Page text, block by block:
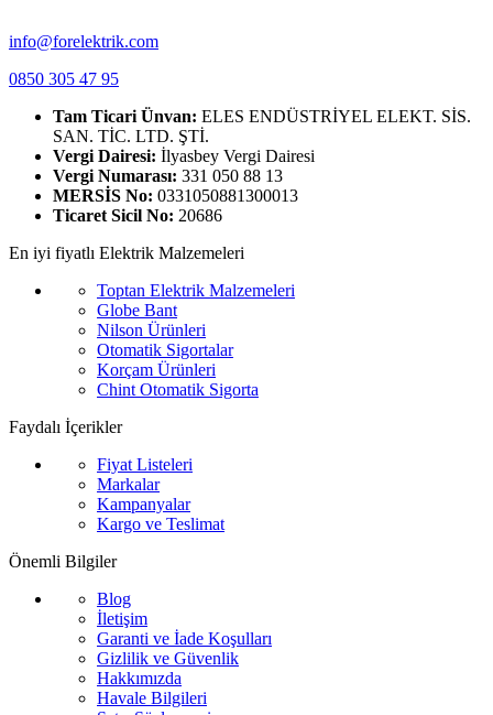
info@forelektrik.com
0850 305 47 95
Tam Ticari Ünvan: ELES ENDÜSTRİYEL ELEKT. SİS.
SAN. TİC. LTD. ŞTİ.
Vergi Dairesi: İlyasbey Vergi Dairesi
Vergi Numarası: 331 050 88 13
MERSİS No: 0331050881300013
Ticaret Sicil No: 20686
En iyi fiyatlı Elektrik Malzemeleri
Toptan Elektrik Malzemeleri
Globe Bant
Nilson Ürünleri
Otomatik Sigortalar
Korçam Ürünleri
Chint Otomatik Sigorta
Faydalı İçerikler
Fiyat Listeleri
Markalar
Kampanyalar
Kargo ve Teslimat
Önemli Bilgiler
Blog
İletişim
Garanti ve İade Koşulları
Gizlilik ve Güvenlik
Hakkımızda
Havale Bilgileri